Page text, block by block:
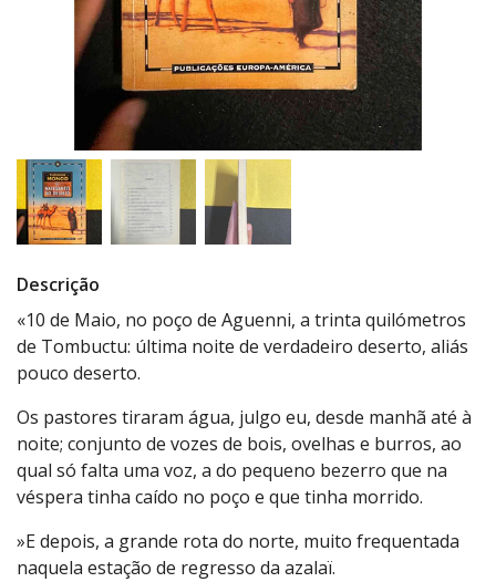
Descrição
«10 de Maio, no poço de Aguenni, a trinta quilómetros
de Tombuctu: última noite de verdadeiro deserto, aliás
pouco deserto.
Os pastores tiraram água, julgo eu, desde manhã até à
noite; conjunto de vozes de bois, ovelhas e burros, ao
qual só falta uma voz, a do pequeno bezerro que na
véspera tinha caído no poço e que tinha morrido.
»E depois, a grande rota do norte, muito frequentada
naquela estação de regresso da azalaï.